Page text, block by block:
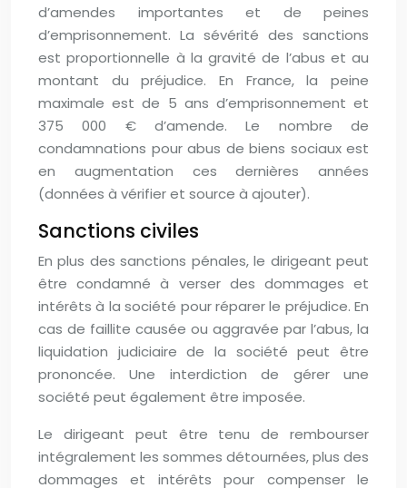
d’amendes importantes et de peines
d’emprisonnement. La sévérité des sanctions
est proportionnelle à la gravité de l’abus et au
montant du préjudice. En France, la peine
maximale est de 5 ans d’emprisonnement et
375 000 € d’amende. Le nombre de
condamnations pour abus de biens sociaux est
en augmentation ces dernières années
(données à vérifier et source à ajouter).
Sanctions civiles
En plus des sanctions pénales, le dirigeant peut
être condamné à verser des dommages et
intérêts à la société pour réparer le préjudice. En
cas de faillite causée ou aggravée par l’abus, la
liquidation judiciaire de la société peut être
prononcée. Une interdiction de gérer une
société peut également être imposée.
Le dirigeant peut être tenu de rembourser
intégralement les sommes détournées, plus des
dommages et intérêts pour compenser le